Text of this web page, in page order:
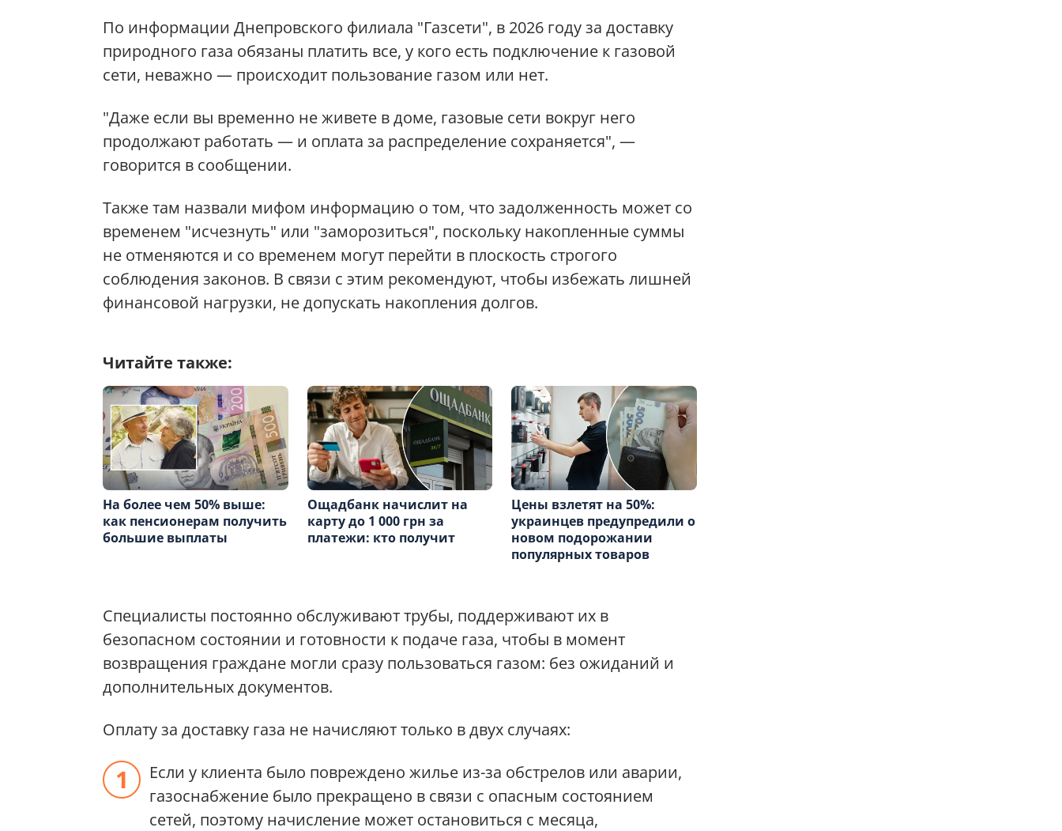
По информации Днепровского филиала "Газсети", в 2026 году за доставку
природного газа обязаны платить все, у кого есть подключение к газовой
сети, неважно — происходит пользование газом или нет.
"Даже если вы временно не живете в доме, газовые сети вокруг него
продолжают работать — и оплата за распределение сохраняется", —
говорится в сообщении.
Также там назвали мифом информацию о том, что задолженность может со
временем "исчезнуть" или "заморозиться", поскольку накопленные суммы
не отменяются и со временем могут перейти в плоскость строгого
соблюдения законов. В связи с этим рекомендуют, чтобы избежать лишней
финансовой нагрузки, не допускать накопления долгов.
Читайте также:
На более чем 50% выше:
как пенсионерам получить
большие выплаты
Ощадбанк начислит на
карту до 1 000 грн за
платежи: кто получит
Цены взлетят на 50%:
украинцев предупредили о
новом подорожании
популярных товаров
Специалисты постоянно обслуживают трубы, поддерживают их в
безопасном состоянии и готовности к подаче газа, чтобы в момент
возвращения граждане могли сразу пользоваться газом: без ожиданий и
дополнительных документов.
Оплату за доставку газа не начисляют только в двух случаях:
Если у клиента было повреждено жилье из-за обстрелов или аварии,
газоснабжение было прекращено в связи с опасным состоянием
сетей, поэтому начисление может остановиться с месяца,